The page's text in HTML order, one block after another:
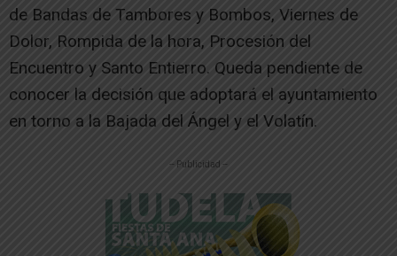
de Bandas de Tambores y Bombos, Viernes de
Dolor, Rompida de la hora, Procesión del
Encuentro y Santo Entierro. Queda pendiente de
conocer la decisión que adoptará el ayuntamiento
en torno a la Bajada del Ángel y el Volatín.
-- Publicidad --